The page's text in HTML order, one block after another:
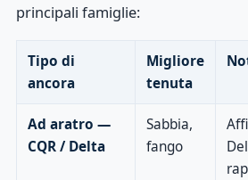
principali famiglie:
Tipo di
ancora
Migliore
tenuta
Ad aratro —
CQR / Delta
Sabbia,
fango